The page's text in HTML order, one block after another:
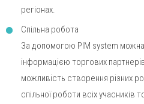
регіонах.
Спільна робота
За допомогою PIM system
інформацією торгових
можливість створення різних
спільної роботи всіх учасників